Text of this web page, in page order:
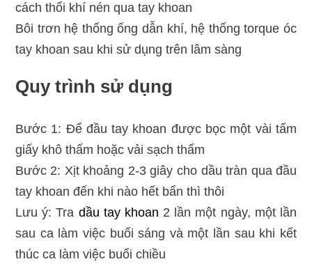
cách thổi khí nén qua tay khoan
Bôi trơn hệ thống ống dẫn khí, hệ thống torque óc
tay khoan sau khi sử dụng trên lâm sàng
Quy trình sử dụng
Bước 1: Để đầu tay khoan được bọc một vài tấm
giấy khô thấm hoặc vải sạch thấm
Bước 2: Xịt khoảng 2-3 giây cho dầu tràn qua đầu
tay khoan đến khi nào hết bẩn thì thôi
Lưu ý: Tra dầu tay khoan 2 lần một ngày, một lần
sau ca làm việc buổi sáng và một lần sau khi kết
thúc ca làm việc buổi chiều